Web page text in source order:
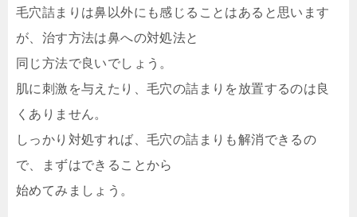
毛穴詰まりは鼻以外にも感じることはあると思います
が、治す方法は鼻への対処法と
同じ方法で良いでしょう。
肌に刺激を与えたり、毛穴の詰まりを放置するのは良
くありません。
しっかり対処すれば、毛穴の詰まりも解消できるの
で、まずはできることから
始めてみましょう。